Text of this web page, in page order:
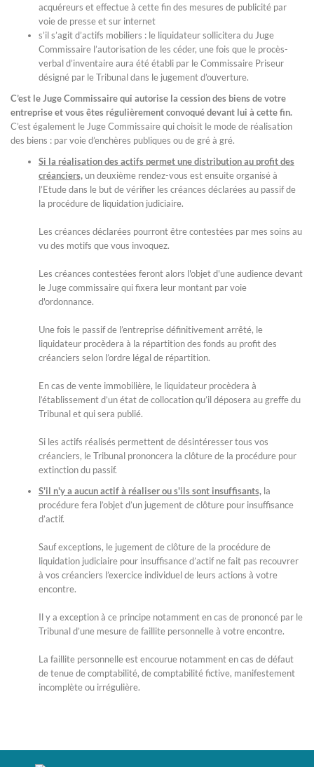
acquéreurs et effectue à cette fin des mesures de publicité par
voie de presse et sur internet
s’il s’agit d’actifs mobiliers : le liquidateur sollicitera du Juge
Commissaire l’autorisation de les céder, une fois que le procès-
verbal d’inventaire aura été établi par le Commissaire Priseur
désigné par le Tribunal dans le jugement d’ouverture.
C’est le Juge Commissaire qui autorise la cession des biens de votre
entreprise et vous êtes régulièrement convoqué devant lui à cette fin.
C’est également le Juge Commissaire qui choisit le mode de réalisation
des biens : par voie d’enchères publiques ou de gré à gré.
Si la réalisation des actifs permet une distribution au profit des
créanciers,un deuxième rendez-vous est ensuite organisé à
l’Etude dans le but de vérifier les créances déclarées au passif de
la procédure de liquidation judiciaire.
Les créances déclarées pourront être contestées par mes soins au
vu des motifs que vous invoquez.
Les créances contestées feront alors l'objet d'une audience devant
le Juge commissaire qui fixera leur montant par voie
d'ordonnance.
Une fois le passif de l’entreprise définitivement arrêté, le
liquidateur procèdera à la répartition des fonds au profit des
créanciers selon l’ordre légal de répartition.
En cas de vente immobilière, le liquidateur procèdera à
l’établissement d’un état de collocation qu’il déposera au greffe du
Tribunal et qui sera publié.
Si les actifs réalisés permettent de désintéresser tous vos
créanciers, le Tribunal prononcera la clôture de la procédure pour
extinction du passif.
S'il n'y a aucun actif à réaliser ou s'ils sont insuffisants, la
procédure fera l’objet d’un jugement de clôture pour insuffisance
d’actif.
Sauf exceptions, le jugement de clôture de la procédure de
liquidation judiciaire pour insuffisance d’actif ne fait pas recouvrer
à vos créanciers l’exercice individuel de leurs actions à votre
encontre.
Il y a exception à ce principe notamment en cas de prononcé par le
Tribunal d’une mesure de faillite personnelle à votre encontre.
La faillite personnelle est encourue notamment en cas de défaut
de tenue de comptabilité, de comptabilité fictive, manifestement
incomplète ou irrégulière.